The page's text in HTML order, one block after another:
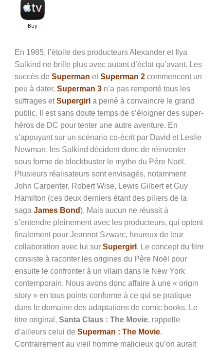
En 1985, l’étoile des producteurs Alexander et Ilya
Salkind ne brille plus avec autant d’éclat qu’avant. Les
succès de Superman etSuperman 2 commencent un
peu à dater, Superman 3 n’a pas remporté tous les
suffrages etSupergirl a peiné à convaincre le grand
public. Il est sans doute temps de s’éloigner des super-
héros de DC pour tenter une autre aventure. En
s’appuyant sur un scénario co-écrit par David et Leslie
Newman, les Salkind décident donc de réinventer
sous forme de blockbuster le mythe du Père Noël.
Plusieurs réalisateurs sont envisagés, notamment
John Carpenter, Robert Wise, Lewis Gilbert et Guy
Hamilton (ces deux derniers étant des piliers de la
saga James Bond). Mais aucun ne réussit à
s’entendre pleinement avec les producteurs, qui optent
finalement pour Jeannot Szwarc, heureux de leur
collaboration avec lui sur Supergirl . Le concept du film
consiste à raconter les origines du Père Noël pour
ensuite le confronter à un vilain dans le New York
contemporain. Nous avons donc affaire à une « origin
story » en tous points conforme à ce qui se pratique
dans le domaine des adaptations de comic books. Le
titre original, Santa Claus : The Movie, rappelle
d’ailleurs celui de Superman : The Movie.
Contrairement au vieil homme malicieux qu’on aurait